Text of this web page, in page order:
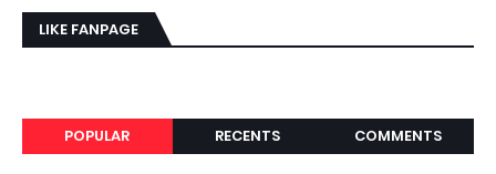
LIKE FANPAGE
POPULAR RECENTS COMMENTS